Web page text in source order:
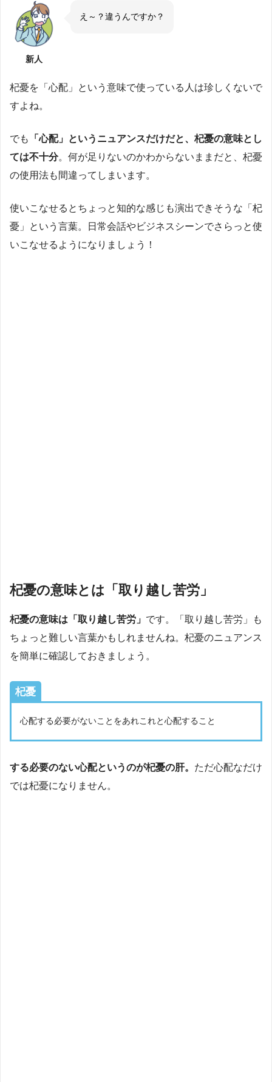
新人
え～？違うんですか？
杞憂を「心配」という意味で使っている人は珍しくないで
すよね。
でも
「心配」というニュアンスだけだと、杞憂の意味とし
ては不十分。何が足りないのかわからないままだと、杞憂
の使用法も間違ってしまいます。
使いこなせるとちょっと知的な感じも演出できそうな「杞
憂」という言葉。日常会話やビジネスシーンでさらっと使
いこなせるようになりましょう！
杞憂の意味とは「取り越し苦労」
杞憂の意味は「取り越し苦労」 です。「取り越し苦労」も
ちょっと難しい言葉かもしれませんね。杞憂のニュアンス
を簡単に確認しておきましょう。
杞憂
心配する必要がないことをあれこれと心配すること
する必要のない心配というのが杞憂の肝。 ただ心配なだけ
では杞憂になりません。